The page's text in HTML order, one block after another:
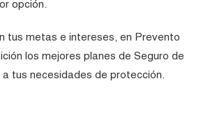
opción.
tus metas e intereses, en Prevento
los mejores planes de Seguro de
tus necesidades de protección.